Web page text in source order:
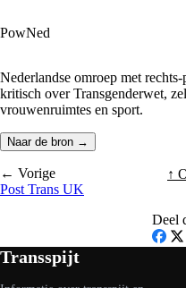
PowNed
Nederlandse omroep met
kritisch over Transgenderwet,
vrouwenruimtes en sport.
Naar de bron →
← Vorige
Post Trans UK
↑
Deel
X
Transspijt